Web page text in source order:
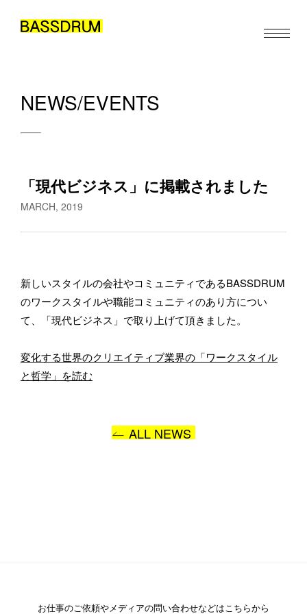
ABOUT
MEMBERS
NEWS/EVENTS
CONTACT
JA / EN / ZH
NEWS/EVENTS
「現代ビジネス」に掲載されました
MARCH, 2019
新しいスタイルの会社やコミュニティであるBASSDRUM
のワークスタイルや職能コミュニティのあり方につい
て、「現代ビジネス」で取り上げて頂きました。
変化する世界のクリエイティブ業界の「ワークスタイル
と哲学」を読む
ALL NEWS
お仕事のご依頼やメディアの問い合わせなどはこちらから
お名前
所属
BASSDRUMをどのようにお知りになりましたか？